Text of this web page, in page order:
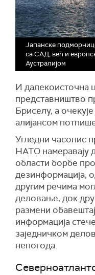
Јапанске
са САД, већ и
Аустралијом
И далекоисточна
представништво
Бриселу, а
алијансом
Угледни часопис
НАТО намеравају
области борбе
дезинформација,
другим речима
деловање, док
размени
информација
заједничком
непогода.